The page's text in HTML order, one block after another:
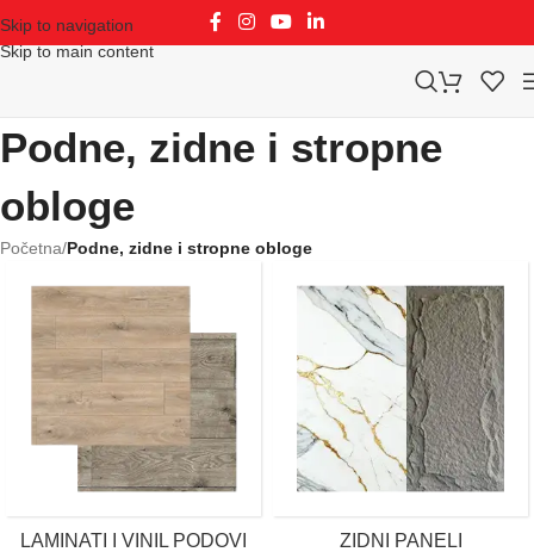
Skip to navigation
Skip to main content
Podne, zidne i stropne
obloge
Početna/Podne, zidne i stropne obloge
LAMINATI I VINIL PODOVI ZIDNI PANELI